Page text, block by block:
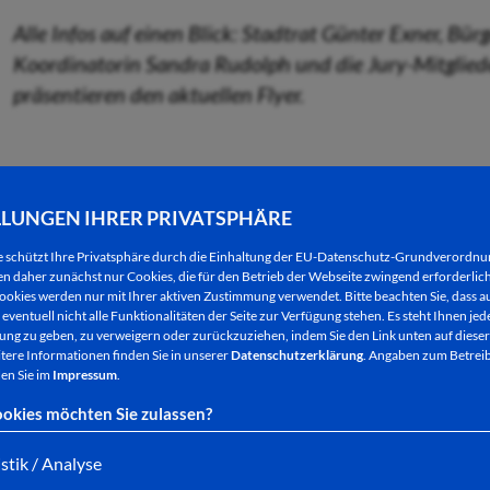
IHRER PRIVATSPHÄRE
schützt Ihre Privatsphäre durch die Einhaltung der EU-Datenschutz-
daher zunächst nur Cookies, die für den Betrieb der Webseite zwingend
werden nur mit Ihrer aktiven Zustimmung verwendet. Bitte beachten Sie, dass
nicht alle Funktionalitäten der Seite zur Verfügung stehen. Es steht Ihnen
zu geben, zu verweigern oder zurückzuziehen, indem Sie den Link unten auf
Informationen finden Sie in unsererDatenschutzerklärung. Angaben zum
Sie im Impressum.
möchten Sie zulassen?
/ Analyse
Alle Infos auf einen Blick: Stadtrat Günter Exner,
Koordinatorin Sandra Rudolph und die Jury-
präsentieren den aktuellen Flyer.
Mehr als 44 Veranstaltungen haben die
ein Buch“ in diesem Jahr organisiert. Los geht es
November, um 12 Uhr in der Bad Hersfelder
Bei der 24. Auflage der Veranstaltungsreihe steht
in der Übersetzung von Mirjam Pressler im
Internetseite
abrufbar ist, als auch in der
Information und an anderen Stellen ausliegt, sind